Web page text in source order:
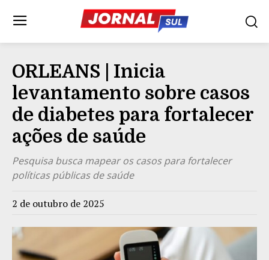
ORLEANS | Inicia
levantamento sobre casos
de diabetes para fortalecer
ações de saúde
Pesquisa busca mapear os casos para fortalecer
políticas públicas de saúde
2 de outubro de 2025